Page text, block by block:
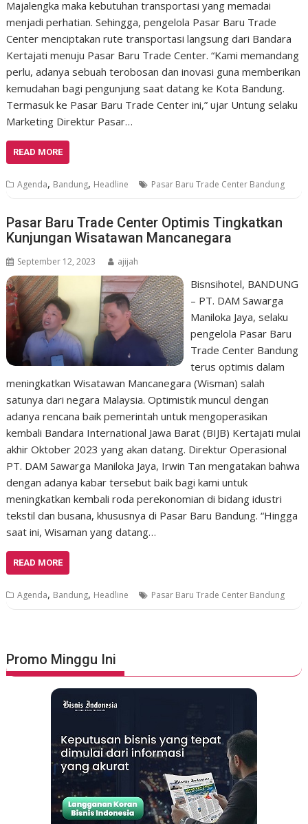
Majalengka maka kebutuhan transportasi yang memadai
menjadi perhatian. Sehingga, pengelola Pasar Baru Trade
Center menciptakan rute transportasi langsung dari Bandara
Kertajati menuju Pasar Baru Trade Center. “Kami memandang
perlu, adanya sebuah terobosan dan inovasi guna memberikan
kemudahan bagi pengunjung saat datang ke Kota Bandung.
Termasuk ke Pasar Baru Trade Center ini,” ujar Untung selaku
Marketing Direktur Pasar…
READ MORE
Agenda, Bandung, Headline Pasar Baru Trade Center Bandung
Pasar Baru Trade Center Optimis Tingkatkan
Kunjungan Wisatawan Mancanegara
September 12, 2023 ajijah
Bisnsihotel, BANDUNG
– PT. DAM Sawarga
Maniloka Jaya, selaku
pengelola Pasar Baru
Trade Center Bandung
terus optimis dalam
meningkatkan Wisatawan Mancanegara (Wisman) salah
satunya dari negara Malaysia. Optimistik muncul dengan
adanya rencana baik pemerintah untuk mengoperasikan
kembali Bandara International Jawa Barat (BIJB) Kertajati mulai
akhir Oktober 2023 yang akan datang. Direktur Operasional
PT. DAM Sawarga Maniloka Jaya, Irwin Tan mengatakan bahwa
dengan adanya kabar tersebut baik bagi kami untuk
meningkatkan kembali roda perekonomian di bidang idustri
tekstil dan busana, khususnya di Pasar Baru Bandung. “Hingga
saat ini, Wisaman yang datang…
READ MORE
Agenda, Bandung, Headline Pasar Baru Trade Center Bandung
Promo Minggu Ini